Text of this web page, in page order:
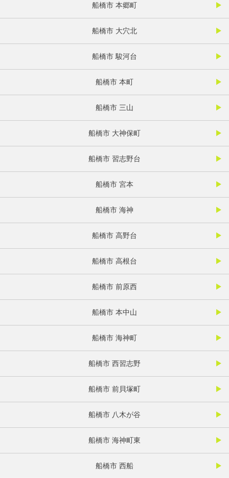
船橋市 本郷町
船橋市 大穴北
船橋市 駿河台
船橋市 本町
船橋市 三山
船橋市 大神保町
船橋市 習志野台
船橋市 宮本
船橋市 海神
船橋市 高野台
船橋市 高根台
船橋市 前原西
船橋市 本中山
船橋市 海神町
船橋市 西習志野
船橋市 前貝塚町
船橋市 八木が谷
船橋市 海神町東
船橋市 西船